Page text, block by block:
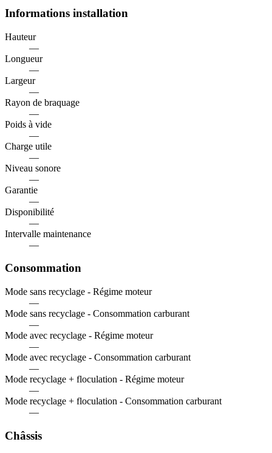
Informations installation
Hauteur
—
Longueur
—
Largeur
—
Rayon de braquage
—
Poids à vide
—
Charge utile
—
Niveau sonore
—
Garantie
—
Disponibilité
—
Intervalle maintenance
—
Consommation
Mode sans recyclage - Régime moteur
—
Mode sans recyclage - Consommation carburant
—
Mode avec recyclage - Régime moteur
—
Mode avec recyclage - Consommation carburant
—
Mode recyclage + floculation - Régime moteur
—
Mode recyclage + floculation - Consommation carburant
—
Châssis